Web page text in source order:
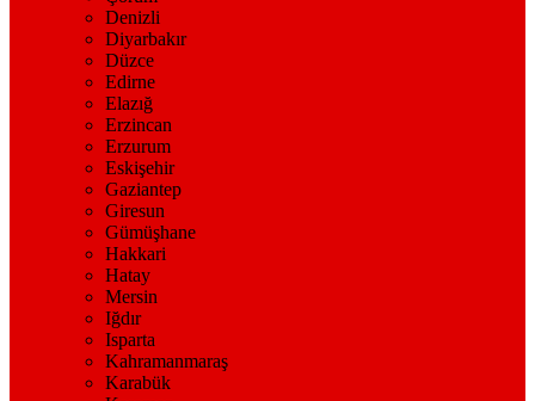
Denizli
Diyarbakır
Düzce
Edirne
Elazığ
Erzincan
Erzurum
Eskişehir
Gaziantep
Giresun
Gümüşhane
Hakkari
Hatay
Mersin
Iğdır
Isparta
Kahramanmaraş
Karabük